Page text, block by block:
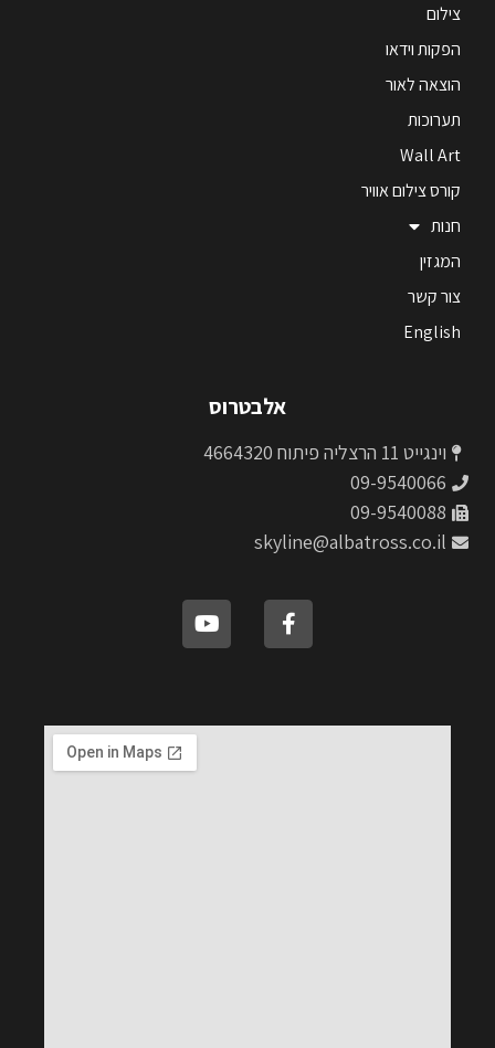
צילום
הפקות וידאו
הוצאה לאור
תערוכות
Wall Art
קורס צילום אוויר
חנות
המגזין
צור קשר
English
אלבטרוס
וינגייט 11 הרצליה פיתוח 4664320
09-9540066
09-9540088
skyline@albatross.co.il